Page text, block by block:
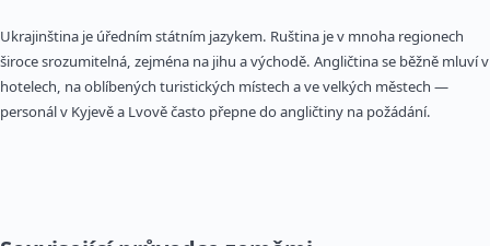
Ukrajinština je úředním státním jazykem. Ruština je v mnoha regionech
široce srozumitelná, zejména na jihu a východě. Angličtina se běžně mluví v
hotelech, na oblíbených turistických místech a ve velkých městech —
personál v Kyjevě a Lvově často přepne do angličtiny na požádání.